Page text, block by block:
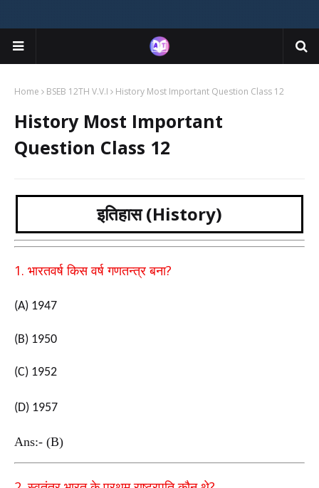
Home BSEB 12TH V.V.I History Most Important Question Class 12
History Most Important
Question Class 12
इतिहास (History)
1. भारतवर्ष किस वर्ष गणतन्त्र बना?
(A) 1947
(B) 1950
(C) 1952
(D) 1957
Ans:- (B)